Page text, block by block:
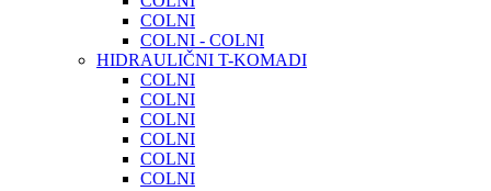
COLNI
COLNI - COLNI
HIDRAULIČNI T-KOMADI
COLNI
COLNI
COLNI
COLNI
COLNI
COLNI